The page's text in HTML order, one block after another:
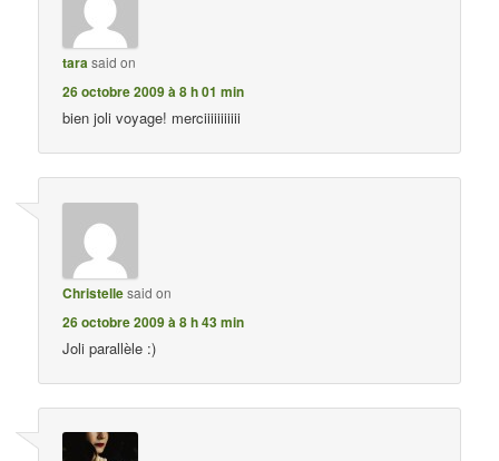
tarasaid on
26 octobre 2009 à 8 h 01 min
bien joli voyage! merciiiiiiiiiii
Christellesaid on
26 octobre 2009 à 8 h 43 min
Joli parallèle :)